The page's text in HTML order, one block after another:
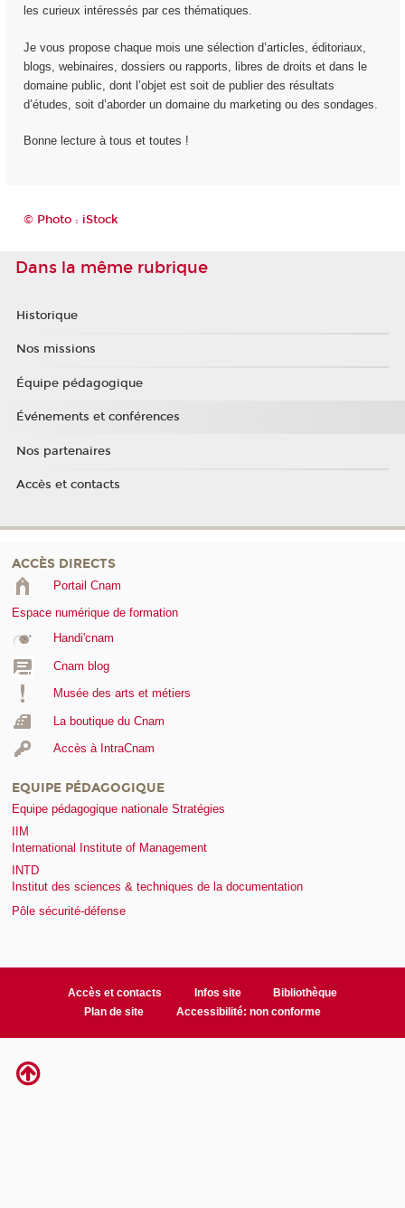
les curieux intéressés par ces thématiques.
Je vous propose chaque mois une sélection d’articles, éditoriaux,
blogs, webinaires, dossiers ou rapports, libres de droits et dans le
domaine public, dont l’objet est soit de publier des résultats
d’études, soit d’aborder un domaine du marketing ou des sondages.
Bonne lecture à tous et toutes !
© Photo : iStock
Dans la même rubrique
Historique
Nos missions
Équipe pédagogique
Événements et conférences
Nos partenaires
Accès et contacts
ACCÈS DIRECTS
Portail Cnam
Espace numérique de formation
Handi'cnam
Cnam blog
Musée des arts et métiers
La boutique du Cnam
Accès à IntraCnam
EQUIPE PÉDAGOGIQUE
Equipe pédagogique nationale Stratégies
IIM
International Institute of Management
INTD
Institut des sciences & techniques de la documentation
Pôle sécurité-défense
Accès et contacts Infos site
Bibliothèque
Plan de site
Accessibilité: non conforme